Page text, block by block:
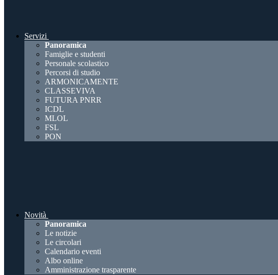
Servizi
Panoramica
Famiglie e studenti
Personale scolastico
Percorsi di studio
ARMONICAMENTE
CLASSEVIVA
FUTURA PNRR
ICDL
MLOL
FSL
PON
Novità
Panoramica
Le notizie
Le circolari
Calendario eventi
Albo online
Amministrazione trasparente